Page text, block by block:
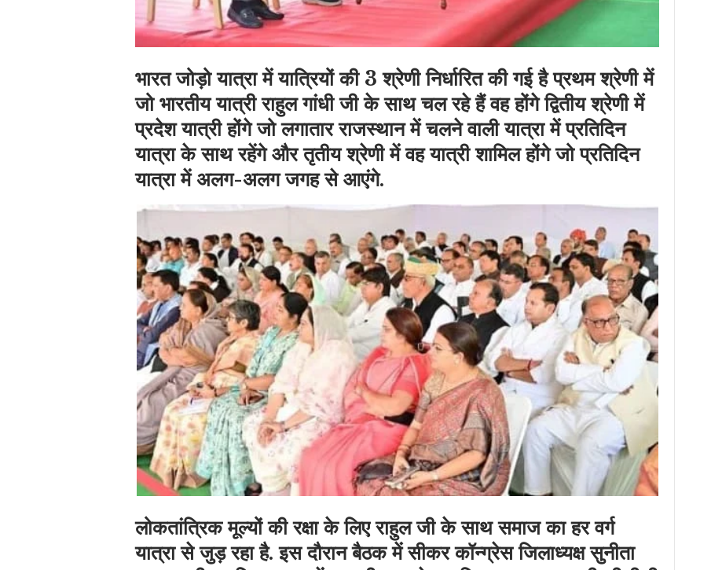
भारत जोड़ो यात्रा में यात्रियों की 3 श्रेणी निर्धारित की गई है प्रथम श्रेणी में
जो भारतीय यात्री राहुल गांधी जी के साथ चल रहे हैं वह होंगे द्वितीय श्रेणी में
प्रदेश यात्री होंगे जो लगातार राजस्थान में चलने वाली यात्रा में प्रतिदिन
यात्रा के साथ रहेंगे और तृतीय श्रेणी में वह यात्री शामिल होंगे जो प्रतिदिन
यात्रा में अलग-अलग जगह से आएंगे.
लोकतांत्रिक मूल्यों की रक्षा के लिए राहुल जी के साथ समाज का हर वर्ग
यात्रा से जुड़ रहा है. इस दौरान बैठक में सीकर कॉन्ग्रेस जिलाध्यक्ष सुनीता